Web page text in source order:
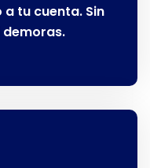
tu cuenta. Sin